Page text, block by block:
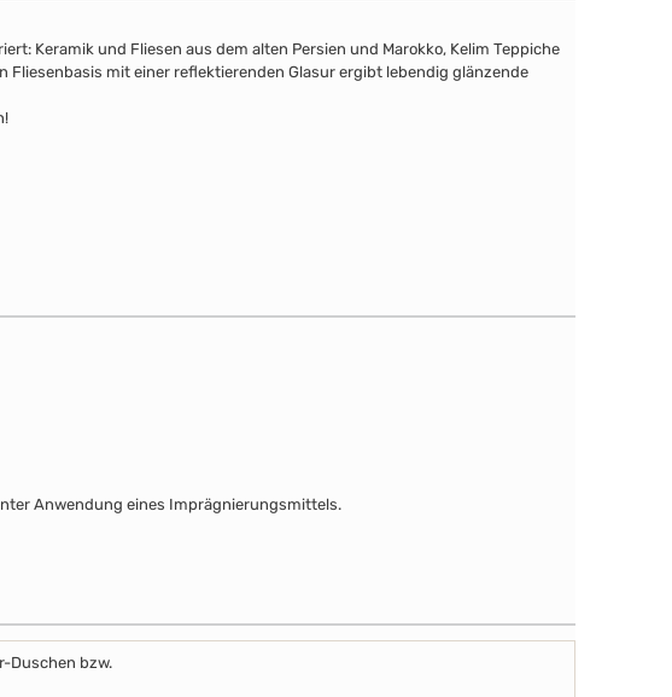
Keramik und Fliesen aus dem alten Persien und Marokko, Kelim Teppiche
Fliesenbasis mit einer reflektierenden Glasur ergibt lebendig glänzende
Anwendung eines Imprägnierungsmittels.
Duschen bzw.